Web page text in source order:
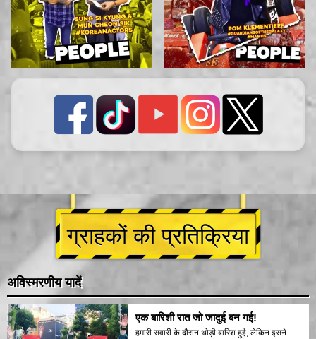
ग्राहकों की प्रतिक्रिया
अविस्मरणीय यादें
एक बारिशी रात जो जादुई बन गई!
हमारी सवारी के दौरान थोड़ी बारिश हुई, लेकिन इसने